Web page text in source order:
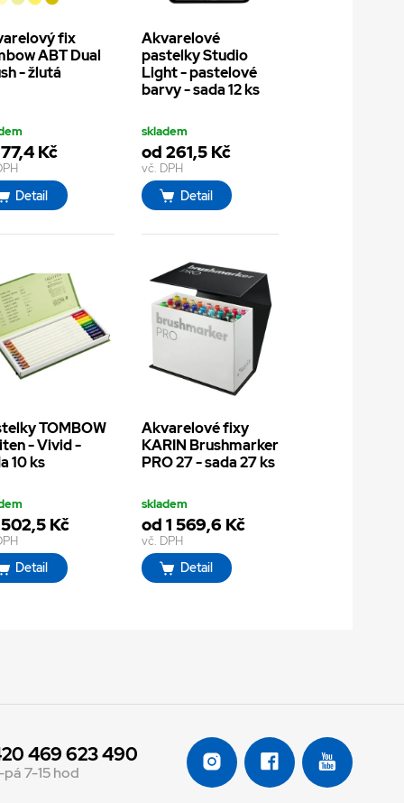
fix
ABT Dual
- žlutá
Kč
Detail
Akvarelové
pastelky Studio
Light - pastelové
barvy - sada 12 ks
skladem
od 261,5 Kč
vč. DPH
Detail
TOMBOW
- Vivid -
10 ks
Kč
Detail
Akvarelové fixy
KARIN Brushmarker
PRO 27 - sada 27 ks
skladem
od 1 569,6 Kč
vč. DPH
Detail
469 623 490
7-15 hod